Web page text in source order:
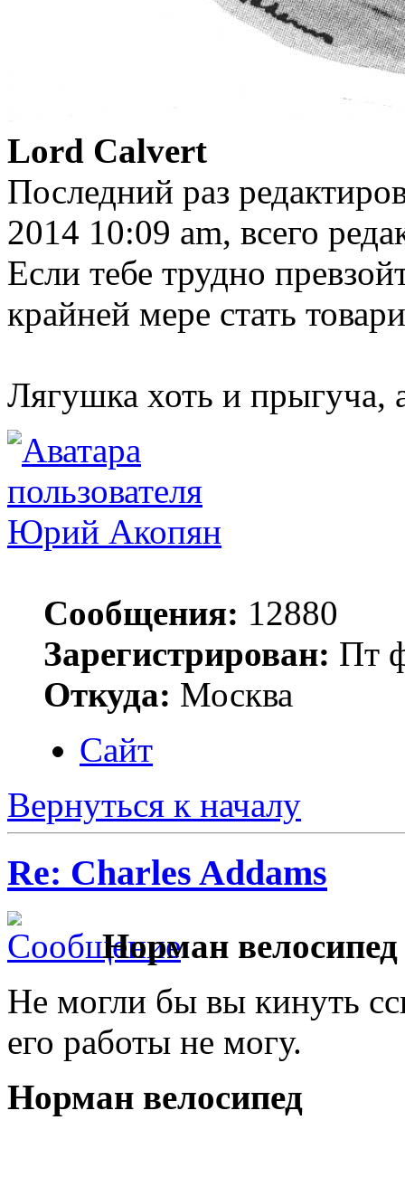
Lord Calvert
Последний раз
2014 10:09 am, всего
Если тебе трудно
крайней мере стать
Лягушка хоть и прыгуча,
Юрий Акопян
Сообщения: 12880
Зарегистрирован: Пт
Откуда: Москва
Сайт
Вернуться к началу
Re: Charles Addams
Норман велосипед
Не могли бы вы кинуть
его работы не могу.
Норман велосипед